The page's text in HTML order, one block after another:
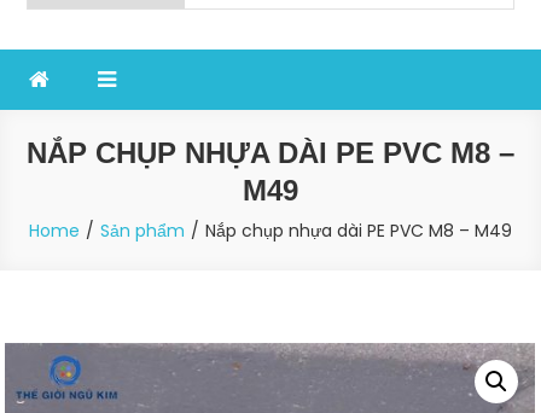
NẮP CHỤP NHỰA DÀI PE PVC M8 –
M49
Home Sản phẩm Nắp chụp nhựa dài PE PVC M8 – M49